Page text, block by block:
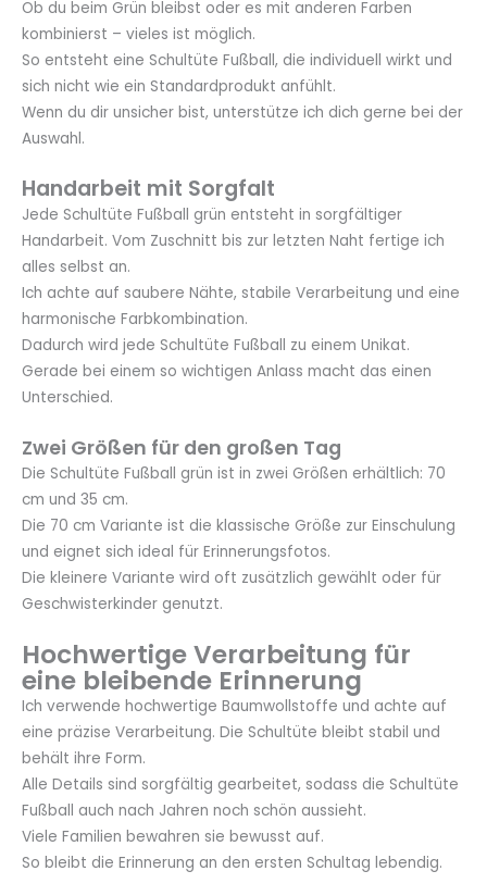
Ob du beim Grün bleibst oder es mit anderen Farben
kombinierst – vieles ist möglich.
So entsteht eine Schultüte Fußball, die individuell wirkt und
sich nicht wie ein Standardprodukt anfühlt.
Wenn du dir unsicher bist, unterstütze ich dich gerne bei der
Auswahl.
Handarbeit mit Sorgfalt
Jede Schultüte Fußball grün entsteht in sorgfältiger
Handarbeit. Vom Zuschnitt bis zur letzten Naht fertige ich
alles selbst an.
Ich achte auf saubere Nähte, stabile Verarbeitung und eine
harmonische Farbkombination.
Dadurch wird jede Schultüte Fußball zu einem Unikat.
Gerade bei einem so wichtigen Anlass macht das einen
Unterschied.
Zwei Größen für den großen Tag
Die Schultüte Fußball grün ist in zwei Größen erhältlich: 70
cm und 35 cm.
Die 70 cm Variante ist die klassische Größe zur Einschulung
und eignet sich ideal für Erinnerungsfotos.
Die kleinere Variante wird oft zusätzlich gewählt oder für
Geschwisterkinder genutzt.
Hochwertige Verarbeitung für
eine bleibende Erinnerung
Ich verwende hochwertige Baumwollstoffe und achte auf
eine präzise Verarbeitung. Die Schultüte bleibt stabil und
behält ihre Form.
Alle Details sind sorgfältig gearbeitet, sodass die Schultüte
Fußball auch nach Jahren noch schön aussieht.
Viele Familien bewahren sie bewusst auf.
So bleibt die Erinnerung an den ersten Schultag lebendig.